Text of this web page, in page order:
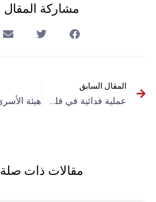
مشاركة المقال
المقال السابق
عملية فدائية في قلب “تل أبيب” تؤكد هشاشة الاحتلال
مقالات ذات صلة